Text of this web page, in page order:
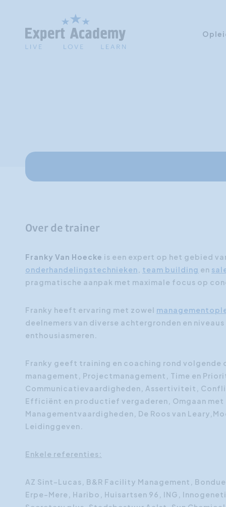
Over de trainer
Franky Van Hoecke is een expert op het gebied
onderhandelingstechnieken
team building en
pragmatische aanpak met maximale focus op
Franky heeft ervaring met zowel
deelnemers van diverse achtergronden en
enthousiasmeren.
Franky geeft training en coaching rond volgende
management, Projectmanagement, Time en
Communicatievaardigheden, Assertiviteit,
Efficiënt en productief vergaderen, Omgaan met
Managementvaardigheden, De Roos van
Leidinggeven.
Enkele referenties:
AZ Sint-Lucas, B&R Facility Management,
Erpe-Mere, Haribo, Huisartsen 96, ING,